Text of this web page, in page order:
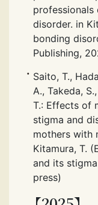
professionals
disorder. in
bonding
Publishing,
Saito, T.,
A., Takeda,
T.: Effects of
stigma and
mothers with
Kitamura, T.
and its
press)